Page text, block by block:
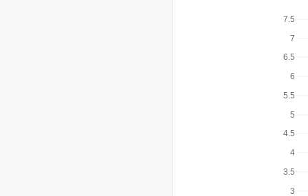
3
3.5
4
4.5
5
5.5
6
6.5
7
7.5